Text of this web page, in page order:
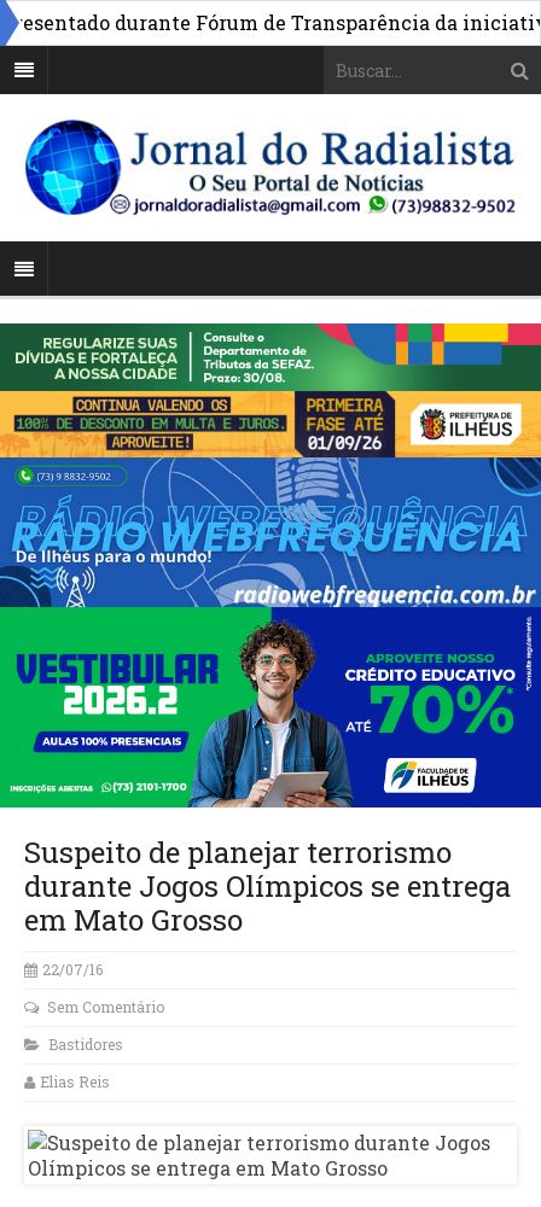
durante Fórum de Transparência da iniciativa
Suspeito de planejar terrorismo
durante Jogos Olímpicos se entrega
em Mato Grosso
22/07/16
Sem Comentário
Bastidores
Elias Reis